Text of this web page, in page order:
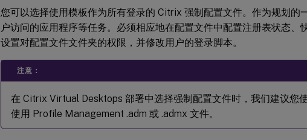
您可以选择使用模板作为所有登录的 Citrix 强制配置文件。作为规划的
户访问的应用程序等任务。必须相应地在配置文件中配置注册表状态、
设置对配置文件文件夹的权限，并修改用户的登录脚本。
注意：
在 Citrix Virtual Desktops 部署中选择强制配置文件时，我们建议您
使用 Profile Management .adm 或 .admx 文件。